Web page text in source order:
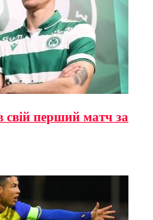
свій перший матч за